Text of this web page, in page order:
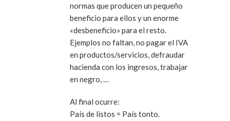
normas que producen un pequeño
beneficio para ellos y un enorme
«desbeneficio» para el resto.
Ejemplos no faltan, no pagar el IVA
en productos/servicios, defraudar
hacienda con los ingresos, trabajar
en negro, …
Al final ocurre:
País de listos = País tonto.